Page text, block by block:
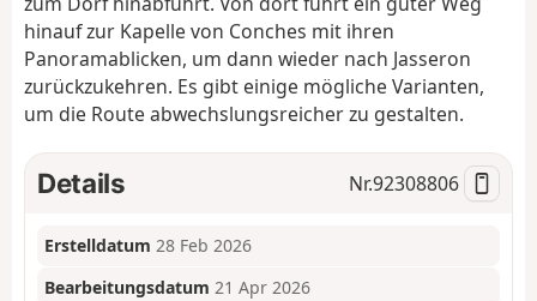
hinauf zur Kapelle von Conches mit ihren
Panoramablicken, um dann wieder nach Jasseron
zurückzukehren. Es gibt einige mögliche Varianten,
um die Route abwechslungsreicher zu gestalten.
Details Nr.92308806
Erstelldatum 28 Feb 2026
Bearbeitungsdatum 21 Apr 2026